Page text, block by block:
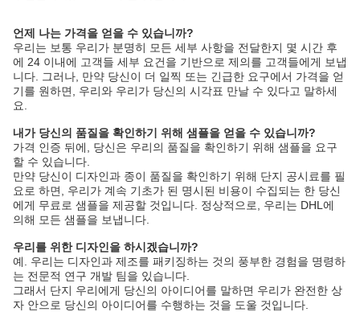
언제 나는 가격을 얻을 수 있습니까?
우리는 보통 우리가 분명히 모든 세부 사항을 전달한지 몇 시간 후
에 24 이내에 고객들 세부 요건을 기반으로 제의를 고객들에게 보냅
니다. 그러나, 만약 당신이 더 일찍 또는 긴급한 요구에서 가격을 얻
기를 원하면, 우리와 우리가 당신의 시각표 만날 수 있다고 말하세
요.
내가 당신의 품질을 확인하기 위해 샘플을 얻을 수 있습니까?
가격 인증 뒤에, 당신은 우리의 품질을 확인하기 위해 샘플을 요구
할 수 있습니다.
만약 당신이 디자인과 종이 품질을 확인하기 위해 단지 공시료를 필
요로 하면, 우리가 계속 기초가 된 명시된 비용이 수집되는 한 당신
에게 무료로 샘플을 제공할 것입니다. 정상적으로, 우리는 DHL에
의해 모든 샘플을 보냅니다.
우리를 위한 디자인을 하시겠습니까?
예. 우리는 디자인과 제조를 패키징하는 것의 풍부한 경험을 명령하
는 전문적 연구 개발 팀을 있습니다.
그래서 단지 우리에게 당신의 아이디어를 말하면 우리가 완전한 상
자 안으로 당신의 아이디어를 수행하는 것을 도울 것입니다.